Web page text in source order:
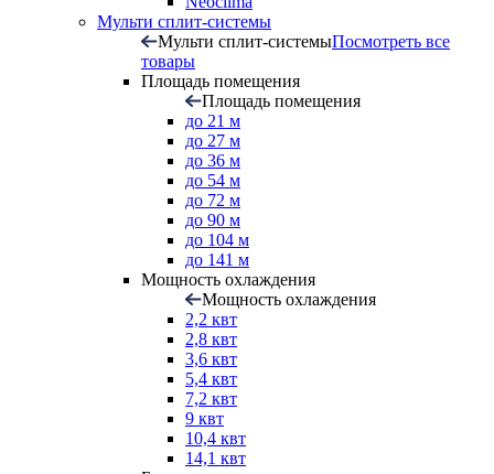
Мульти сплит-системы
Мульти сплит-системыПосмотреть все
товары
Площадь помещения
Площадь помещения
до 21 м
до 27 м
до 36 м
до 54 м
до 72 м
до 90 м
до 104 м
до 141 м
Мощность охлаждения
Мощность охлаждения
2,2 квт
2,8 квт
3,6 квт
5,4 квт
7,2 квт
9 квт
10,4 квт
14,1 квт